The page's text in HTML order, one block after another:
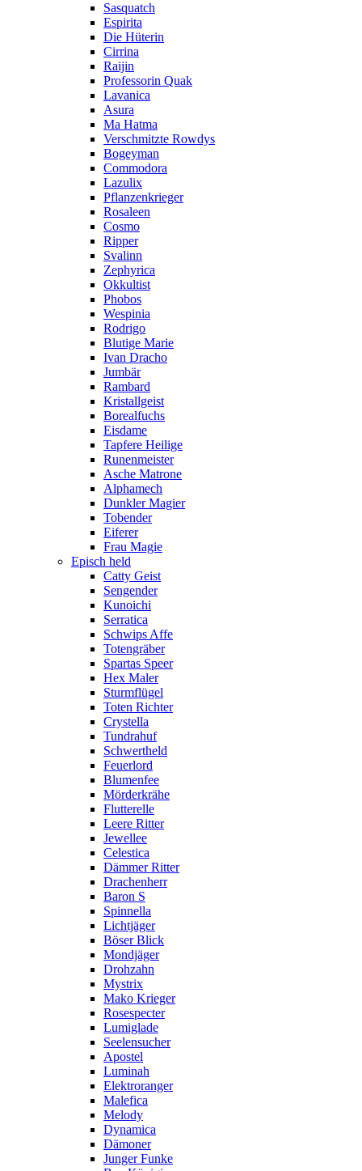
Sasquatch
Espirita
Die Hüterin
Cirrina
Raijin
Professorin Quak
Lavanica
Asura
Ma Hatma
Verschmitzte Rowdys
Bogeyman
Commodora
Lazulix
Pflanzenkrieger
Rosaleen
Cosmo
Ripper
Svalinn
Zephyrica
Okkultist
Phobos
Wespinia
Rodrigo
Blutige Marie
Ivan Dracho
Jumbär
Rambard
Kristallgeist
Borealfuchs
Eisdame
Tapfere Heilige
Runenmeister
Asche Matrone
Alphamech
Dunkler Magier
Tobender
Eiferer
Frau Magie
Episch held
Catty Geist
Sengender
Kunoichi
Serratica
Schwips Affe
Totengräber
Spartas Speer
Hex Maler
Sturmflügel
Toten Richter
Crystella
Tundrahuf
Schwertheld
Feuerlord
Blumenfee
Mörderkrähe
Flutterelle
Leere Ritter
Jewellee
Celestica
Dämmer Ritter
Drachenherr
Baron S
Spinnella
Lichtjäger
Böser Blick
Mondjäger
Drohzahn
Mystrix
Mako Krieger
Rosespecter
Lumiglade
Seelensucher
Apostel
Luminah
Elektroranger
Malefica
Melody
Dynamica
Dämoner
Junger Funke